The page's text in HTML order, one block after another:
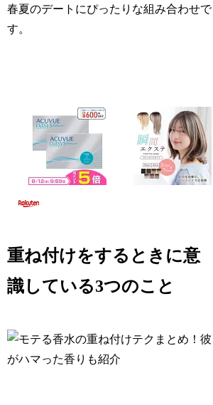
春夏のデートにぴったりな組み合わせで
す。
重ね付けをするときに意
識している3つのこと